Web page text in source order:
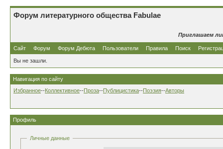
Форум литературного общества Fabulae
Приглашаем
Сайт Форум Форум Дебюта Пользователи Правила Поиск
Вы не зашли.
Навигация по сайту
Избранное--Коллективное--Проза--Публицистика--Поэзия--Авторы
Профиль
Личные данные